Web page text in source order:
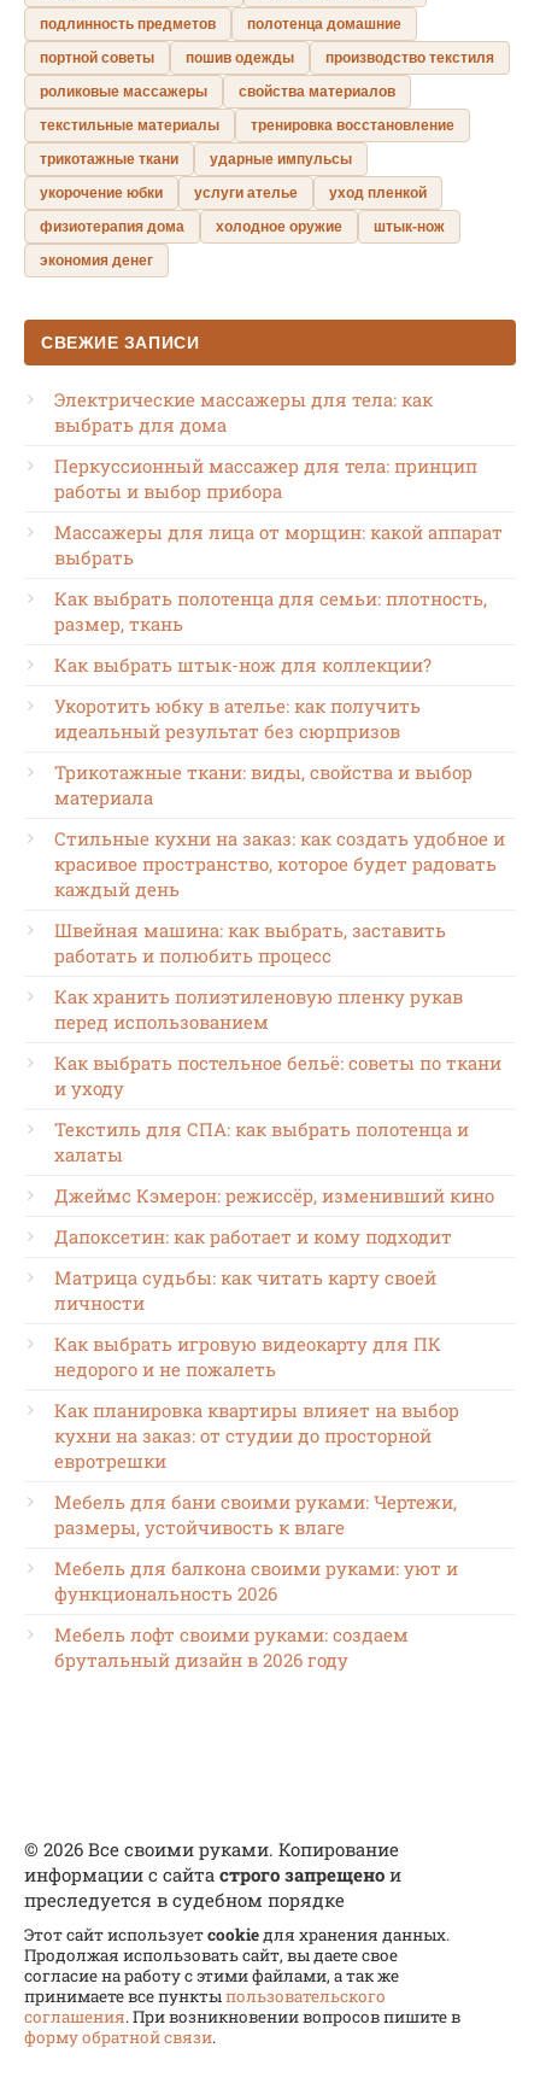
подлинность предметов
полотенца домашние
портной советы
пошив одежды
производство текстиля
роликовые массажеры
свойства материалов
текстильные материалы
тренировка восстановление
трикотажные ткани
ударные импульсы
укорочение юбки
услуги ателье
уход пленкой
физиотерапия дома
холодное оружие
штык-нож
экономия денег
СВЕЖИЕ ЗАПИСИ
Электрические массажеры для тела: как
выбрать для дома
Перкуссионный массажер для тела: принцип
работы и выбор прибора
Массажеры для лица от морщин: какой аппарат
выбрать
Как выбрать полотенца для семьи: плотность,
размер, ткань
Как выбрать штык-нож для коллекции?
Укоротить юбку в ателье: как получить
идеальный результат без сюрпризов
Трикотажные ткани: виды, свойства и выбор
материала
Стильные кухни на заказ: как создать удобное и
красивое пространство, которое будет радовать
каждый день
Швейная машина: как выбрать, заставить
работать и полюбить процесс
Как хранить полиэтиленовую пленку рукав
перед использованием
Как выбрать постельное бельё: советы по ткани
и уходу
Текстиль для СПА: как выбрать полотенца и
халаты
Джеймс Кэмерон: режиссёр, изменивший кино
Дапоксетин: как работает и кому подходит
Матрица судьбы: как читать карту своей
личности
Как выбрать игровую видеокарту для ПК
недорого и не пожалеть
Как планировка квартиры влияет на выбор
кухни на заказ: от студии до просторной
евротрешки
Мебель для бани своими руками: Чертежи,
размеры, устойчивость к влаге
Мебель для балкона своими руками: уют и
функциональность 2026
Мебель лофт своими руками: создаем
брутальный дизайн в 2026 году
© 2026 Все своими руками. Копирование
информации с сайта строго запрещено и
преследуется в судебном порядке
Этот сайт используетcookieдля хранения данных.
Продолжая использовать сайт, вы даете свое
согласие на работу с этими файлами, а так же
принимаете все пунктыпользовательского
соглашения. При возникновении вопросов пишите в
форму обратной связи.